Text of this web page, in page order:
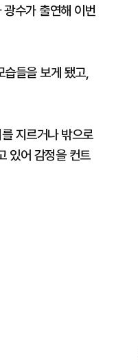
수가 출연해 이번
습들을 보게 됐고,
지르거나 밖으로
있어 감정을 컨트